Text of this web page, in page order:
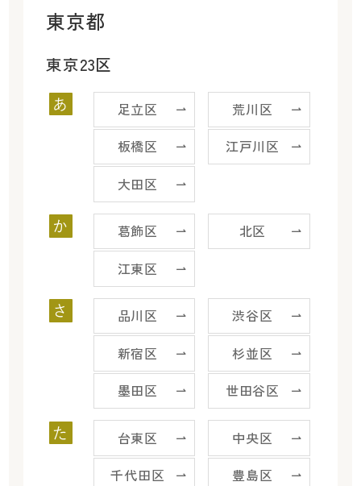
東京都
東京23区
あ 足立区
荒川区
板橋区
江戸川区
大田区
か 葛飾区
北区
江東区
さ 品川区
渋谷区
新宿区
杉並区
墨田区
世田谷区
た 台東区
中央区
千代田区
豊島区